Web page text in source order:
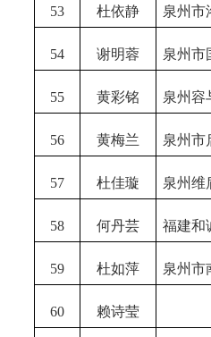
53 杜依静 泉州市
54 谢明蓉 泉州市
55 黄彩铭 泉州容
56 黄梅兰 泉州市
57 杜佳璇 泉州维
58 何丹芸 福建和
59 杜如萍 泉州市
60 赖诗莹